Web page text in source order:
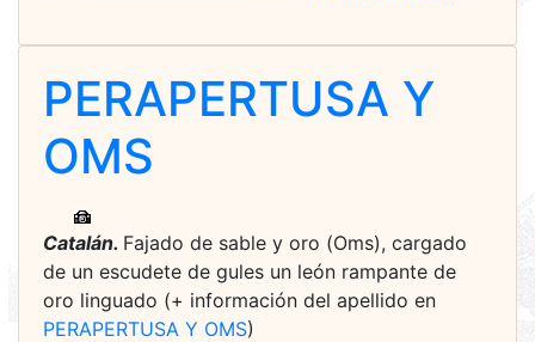
PERAPERTUSA Y
OMS
Catalán. Fajado de sable y oro (Oms), cargado
de un escudete de gules un león rampante de
oro linguado (+ información del apellido en
PERAPERTUSA Y OMS)